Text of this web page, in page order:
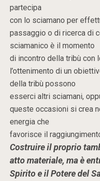
partecipa
con lo sciamano per
passaggio o di ricerca di
sciamanico è il momento
di incontro della tribù con
l’ottenimento di un
della tribù possono
esserci altri sciamani,
queste occasioni si crea
energia che
favorisce il
Costruire il proprio
atto materiale, ma è
Spirito e il Potere del